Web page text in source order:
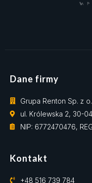
Dane firmy
Grupa Renton Sp. z
ul. Królewska 2, 30-
NIP: 6772470476,
Kontakt
+48 516 739 784